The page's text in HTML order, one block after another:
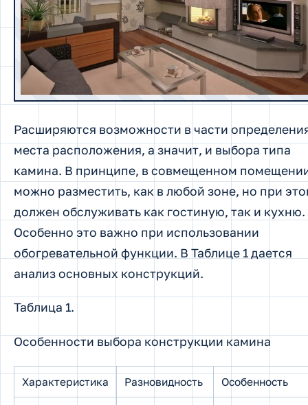
Расширяются возможности в части
места расположения, а значит, и выбора типа
камина. В принципе, в совмещенном
можно разместить, как в любой зоне, но при
должен обслуживать как гостиную, так и кухню.
Особенно это важно при использовании
обогревательной функции. В Таблице 1 дается
анализ основных конструкций.
Таблица 1.
Особенности выбора конструкции камина
Характеристика Разновидность Особенность